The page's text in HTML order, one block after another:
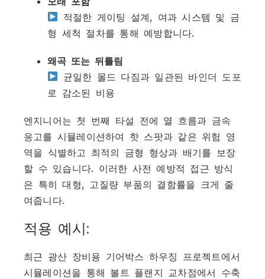
적절한 게이팅 설계, 여과 시스템 및 금
형 세척 절차를 통해 예방합니다.
왜곡 또는 뒤틀림
균일한 몰드 다짐과 일관된 바인더 도포
로 감소된 비용
엔지니어는 첫 번째 타설 전에 열 흐름과 금속
응고를 시뮬레이션하여 핫 스팟과 같은 위험 영
역을 식별하고 최적의 금형 형상과 배기를 보장
할 수 있습니다. 이러한 사전 예방적 접근 방식
은 특히 대형, 고질량 부품의 결함률을 크게 줄
여줍니다.
적용 예시:
최근 광산 장비용 기어박스 하우징 프로젝트에서
시뮬레이션을 통해 볼트 플랜지 교차점에서 수축